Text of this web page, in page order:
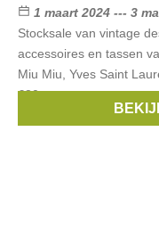
1 maart 2024 --- 3
Stocksale van vintage
accessoires en tassen
Miu Miu, Yves Saint
€30,
Yves Saint